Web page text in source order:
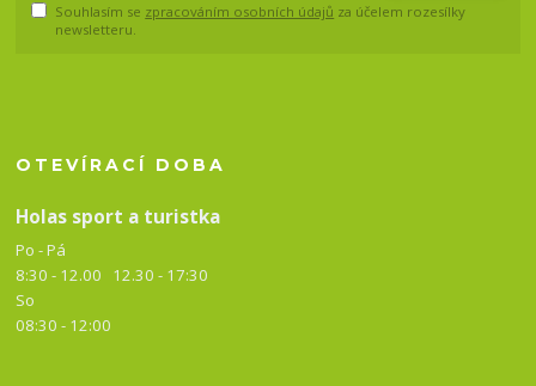
Souhlasím se zpracováním osobních údajů za účelem rozesílky
newsletteru.
OTEVÍRACÍ DOBA
Holas sport a turistka
Po - Pá
8:30 - 12.00 12.30 - 17:30
So
08:30 - 12:00